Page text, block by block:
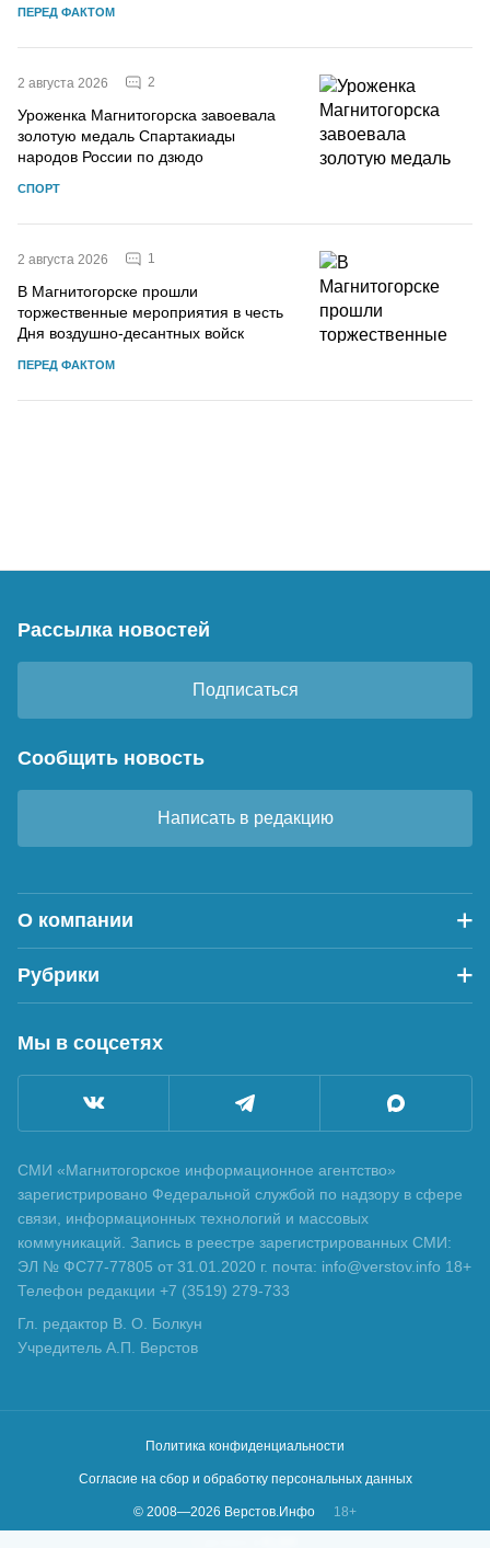
ПЕРЕД ФАКТОМ
2 августа 2026 2
Уроженка Магнитогорска завоевала
золотую медаль Спартакиады
народов России по дзюдо
СПОРТ
2 августа 2026 1
В Магнитогорске прошли
торжественные мероприятия в честь
Дня воздушно-десантных войск
ПЕРЕД ФАКТОМ
Рассылка новостей
Подписаться
Сообщить новость
Написать в редакцию
О компании
Рубрики
Мы в соцсетях
СМИ «Магнитогорское информационное агентство»
зарегистрировано Федеральной службой по надзору в сфере
связи, информационных технологий и массовых
коммуникаций. Запись в реестре зарегистрированных СМИ:
ЭЛ № ФС77-77805 от 31.01.2020 г. почта: info@verstov.info 18+
Телефон редакции +7 (3519) 279-733
Гл. редактор В. О. Болкун
Учредитель А.П. Верстов
Политика конфиденциальности
Согласие на сбор и обработку персональных данных
© 2008—2026 Верстов.Инфо
18+